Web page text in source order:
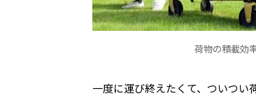
荷物の積載効
一度に運び終えたくて、ついつい